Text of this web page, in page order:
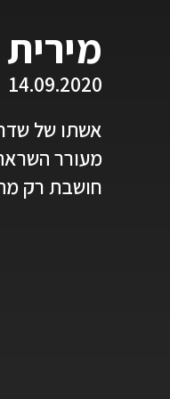
14.09.2020
אשתו של
מעורר
חושבת רק